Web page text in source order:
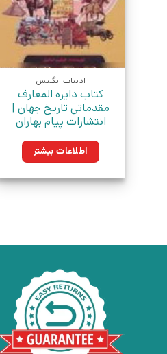
ادبیات انگلیس
کتاب دایره المعارف
مقدماتی تاریخ جهان |
انتشارات پیام بهاران
اطلاعات بیشتر